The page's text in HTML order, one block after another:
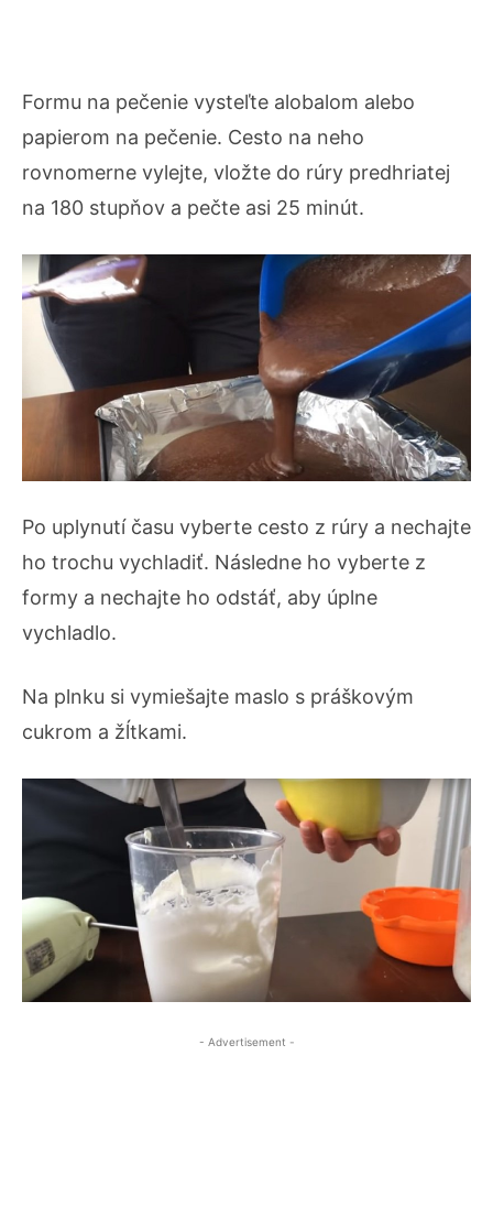
Formu na pečenie vysteľte alobalom alebo
papierom na pečenie. Cesto na neho
rovnomerne vylejte, vložte do rúry predhriatej
na 180 stupňov a pečte asi 25 minút.
Po uplynutí času vyberte cesto z rúry a nechajte
ho trochu vychladiť. Následne ho vyberte z
formy a nechajte ho odstáť, aby úplne
vychladlo.
Na plnku si vymiešajte maslo s práškovým
cukrom a žĺtkami.
- Advertisement -